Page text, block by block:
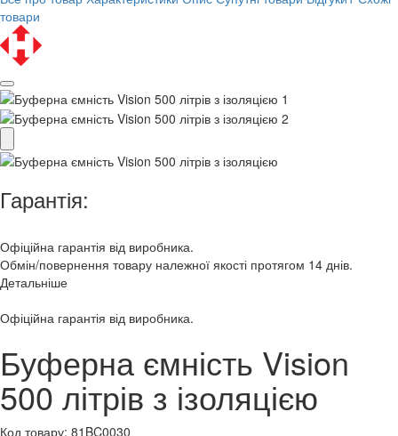
товари
Гарантія:
Офіційна гарантія від виробника.
Обмін/повернення товару належної якості протягом 14 днів.
Детальніше
Офіційна гарантія від виробника.
Буферна ємність Vision
500 літрів з ізоляцією
Код товару: 81BC0030